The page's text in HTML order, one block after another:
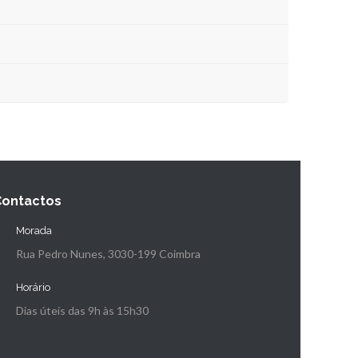
Morada
Rua Pedro Nunes, 3030-199 Coimbra
Horário
Dias úteis das 9h às 15h30